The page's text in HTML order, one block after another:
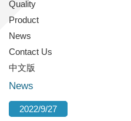
Quality
Product
News
Contact Us
中文版
News
2022/9/27